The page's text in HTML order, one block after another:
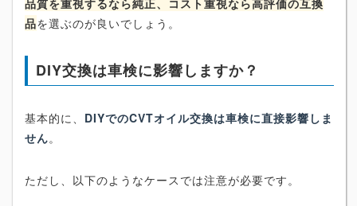
品質を重視するなら純正、コスト重視なら高評価の互換
品を選ぶのが良いでしょう。
DIY交換は車検に影響しますか？
基本的に、 DIYでのCVTオイル交換は車検に直接影響しま
せん。
ただし、以下のようなケースでは注意が必要です。